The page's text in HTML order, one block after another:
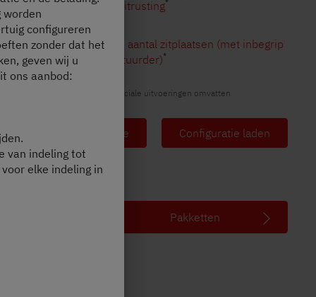
optionele uitrusting*
4
Toegestaan aantal zitplaatsen (met inbegrip
van de bestuurder)*
Afbeeldingen kunnen deels speciale uitvoeringen omvatten
Overzicht configuratie Configuratie laden
Pakketten
worden
configureren
zonder dat het
geven wij u
ons aanbod:
van indeling tot
elke indeling in